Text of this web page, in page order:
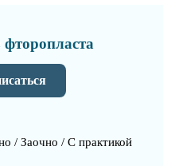
фторопласта
/ Заочно / С практикой